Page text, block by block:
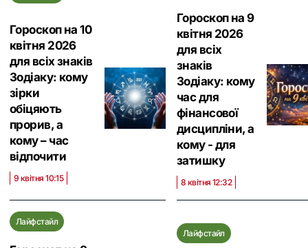
Гороскоп на 10
квітня 2026
для всіх знаків
Зодіаку: кому
зірки
обіцяють
прорив, а
кому – час
відпочити
9 квітня 10:15
Гороскоп на 9
квітня 2026
для всіх
знаків
Зодіаку: кому
час для
фінансової
дисципліни, а
кому - для
затишку
8 квітня 12:32
Лайфстайл
Лайфстайл